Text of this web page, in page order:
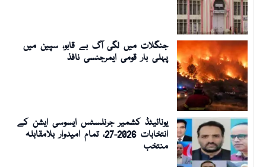
جنگلات میں لگی آگ بے قابو، سپین میں
پہلی بار قومی ایمرجنسی نافذ
یونائیٹڈ کشمیر جرنلسٹس ایسوسی ایشن کے
انتخابات 2026-27، تمام امیدوار بلامقابلہ
منتخب